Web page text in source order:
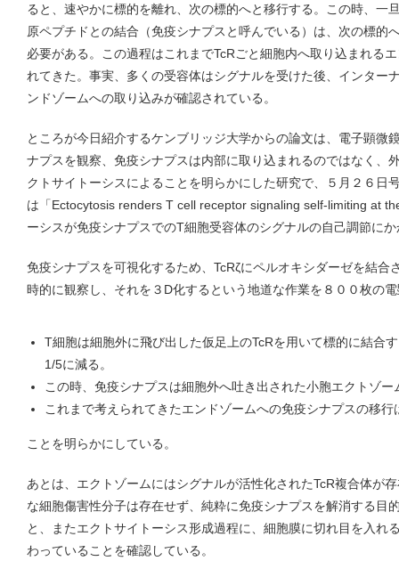
ると、速やかに標的を離れ、次の標的へと移行する。この時、一
原ペプチドとの結合（免疫シナプスと呼んでいる）は、次の標的
必要がある。この過程はこれまでTcRごと細胞内へ取り込まれる
れてきた。事実、多くの受容体はシグナルを受けた後、インター
ンドゾームへの取り込みが確認されている。
ところが今日紹介するケンブリッジ大学からの論文は、電子顕微
ナプスを観察、免疫シナプスは内部に取り込まれるのではなく、
クトサイトーシスによることを明らかにした研究で、５月２６日
は「Ectocytosis renders T cell receptor signaling self-limiting at
ーシスが免疫シナプスでのT細胞受容体のシグナルの自己調節に
免疫シナプスを可視化するため、TcRζにペルオキシダーゼを結合
時的に観察し、それを３D化するという地道な作業を８００枚の
T細胞は細胞外に飛び出した仮足上のTcRを用いて標的に結合
1/5に減る。
この時、免疫シナプスは細胞外へ吐き出された小胞エクトゾ
これまで考えられてきたエンドゾームへの免疫シナプスの移行
ことを明らかにしている。
あとは、エクトゾームにはシグナルが活性化されたTcR複合体が
な細胞傷害性分子は存在せず、純粋に免疫シナプスを解消する目
と、またエクトサイトーシス形成過程に、細胞膜に切れ目を入れ
わっていることを確認している。